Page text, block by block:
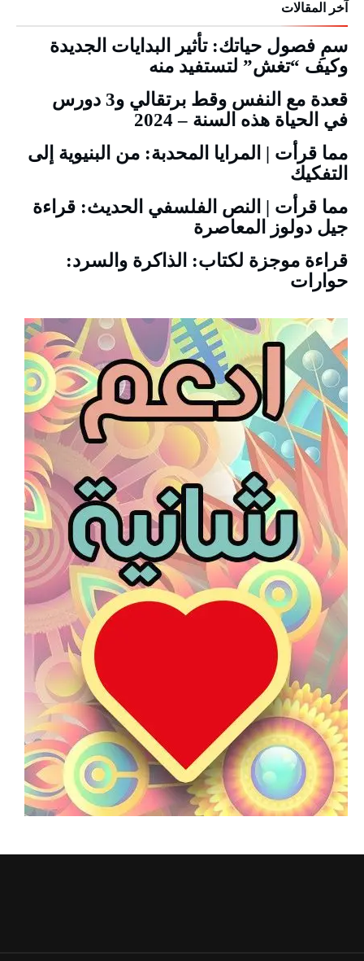
آخر المقالات
سمِ فصول حياتك: تأثير البدايات الجديدة
وكيف “تغش” لتستفيد منه
قعدة مع النفس وقط برتقالي و3 دورس
في الحياة هذه السنة – 2024
مما قرأت | المرايا المحدبة: من البنيوية إلى
التفكيك
مما قرأت | النص الفلسفي الحديث: قراءة
جيل دولوز المعاصرة
قراءة موجزة لكتاب: الذاكرة والسرد:
حوارات